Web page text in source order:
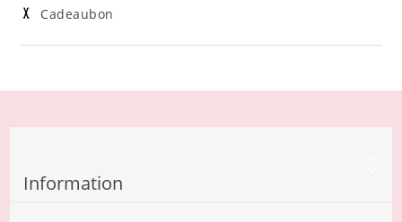
Cadeaubon
Information